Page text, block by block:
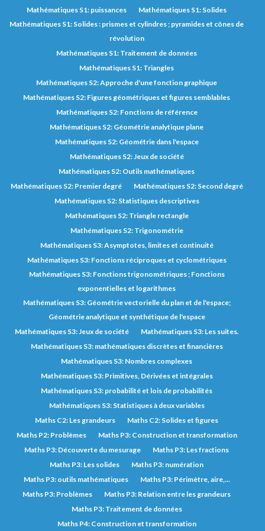
Mathématiques S1: puissances
Mathématiques S1: Solides
Mathématiques S1: Solides : prismes et cylindres ; pyramides et cônes de
révolution
Mathématiques S1: Traitement de données
Mathématiques S1: Triangles
Mathématiques S2: Approche d'une fonction graphique
Mathématiques S2: Figures géométriques et figures semblables
Mathématiques S2: Fonctions de référence
Mathématiques S2: Géométrie analytique plane
Mathématiques S2: Géométrie dans l'espace
Mathématiques S2: Jeux de société
Mathématiques S2: Outils mathématiques
Mathématiques S2: Premier degré
Mathématiques S2: Second degré
Mathématiques S2: Statistiques descriptives
Mathématiques S2: Triangle rectangle
Mathématiques S2: Trigonométrie
Mathématiques S3: Asymptotes, limites et continuité
Mathématiques S3: Fonctions réciproques et cyclométriques
Mathématiques S3: Fonctions trigonométriques ; Fonctions
exponentielles et logarithmes
Mathématiques S3: Géométrie vectorielle du plan et de l'espace;
Géométrie analytique et synthétique de l'espace
Mathématiques S3: Jeux de société
Mathématiques S3: Les suites.
Mathématiques S3: mathématiques discrètes et financières
Mathématiques S3: Nombres complexes
Mathématiques S3: Primitives, Dérivées et intégrales
Mathématiques S3: probabilité et lois de probabilités
Mathématiques S3: Statistiques à deux variables
Maths C2: Les grandeurs
Maths C2: Solides et figures
Maths P2: Problèmes
Maths P3: Construction et transformation
Maths P3: Découverte du mesurage
Maths P3: Les fractions
Maths P3: Les solides
Maths P3: numération
Maths P3: outils mathématiques
Maths P3: Périmètre, aire,...
Maths P3: Problèmes
Maths P3: Relation entre les grandeurs
Maths P3: Traitement de données
Maths P4: Construction et transformation